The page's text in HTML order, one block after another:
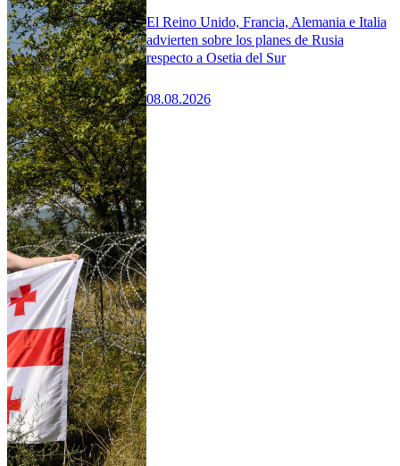
El Reino Unido, Francia, Alemania e Italia
advierten sobre los planes de Rusia
respecto a Osetia del Sur
08.08.2026